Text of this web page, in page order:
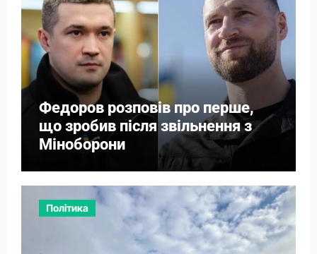
Федоров розповів про перше,
що зробив після звільнення з
Міноборони
Політика